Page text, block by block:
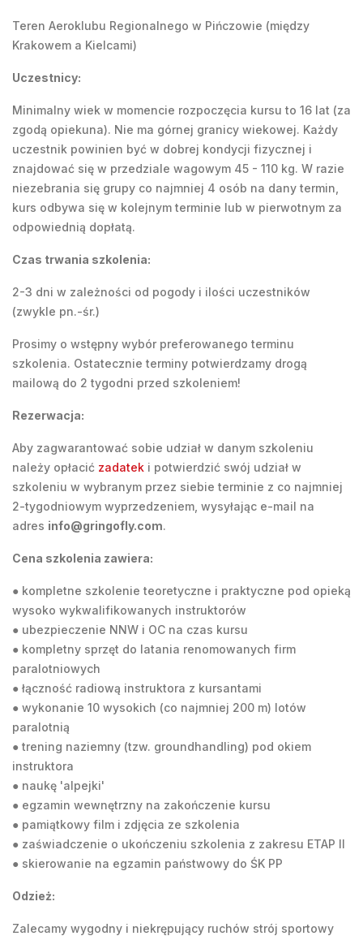
Teren Aeroklubu Regionalnego w Pińczowie (między
Krakowem a Kielcami)
Uczestnicy:
Minimalny wiek w momencie rozpoczęcia kursu to 16 lat (za
zgodą opiekuna). Nie ma górnej granicy wiekowej. Każdy
uczestnik powinien być w dobrej kondycji fizycznej i
znajdować się w przedziale wagowym 45 - 110 kg. W razie
niezebrania się grupy co najmniej 4 osób na dany termin,
kurs odbywa się w kolejnym terminie lub w pierwotnym za
odpowiednią dopłatą.
Czas trwania szkolenia:
2-3 dni w zależności od pogody i ilości uczestników
(zwykle pn.-śr.)
Prosimy o wstępny wybór preferowanego terminu
szkolenia. Ostatecznie terminy potwierdzamy drogą
mailową do 2 tygodni przed szkoleniem!
Rezerwacja:
Aby zagwarantować sobie udział w danym szkoleniu
należy opłacić zadatek i potwierdzić swój udział w
szkoleniu w wybranym przez siebie terminie z co najmniej
2-tygodniowym wyprzedzeniem, wysyłając e-mail na
adres info@gringofly.com.
Cena szkolenia zawiera:
● kompletne szkolenie teoretyczne i praktyczne pod opieką
wysoko wykwalifikowanych instruktorów
● ubezpieczenie NNW i OC na czas kursu
● kompletny sprzęt do latania renomowanych firm
paralotniowych
● łączność radiową instruktora z kursantami
● wykonanie 10 wysokich (co najmniej 200 m) lotów
paralotnią
● trening naziemny (tzw. groundhandling) pod okiem
instruktora
● naukę 'alpejki'
● egzamin wewnętrzny na zakończenie kursu
● pamiątkowy film i zdjęcia ze szkolenia
● zaświadczenie o ukończeniu szkolenia z zakresu ETAP II
● skierowanie na egzamin państwowy do ŚK PP
Odzież:
Zalecamy wygodny i niekrępujący ruchów strój sportowy